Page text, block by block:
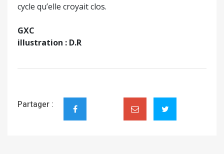
cycle qu’elle croyait clos.
GXC
illustration : D.R
Partager :